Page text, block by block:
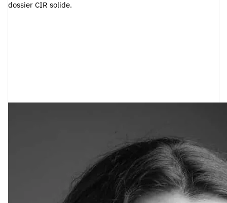
dossier CIR solide.